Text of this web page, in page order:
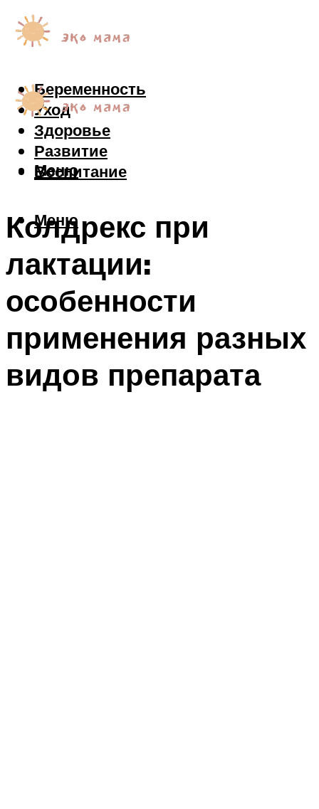
Беременность
Уход
Здоровье
Развитие
Воспитание
Меню
Меню
Колдрекс при
лактации:
особенности
применения разных
видов препарата